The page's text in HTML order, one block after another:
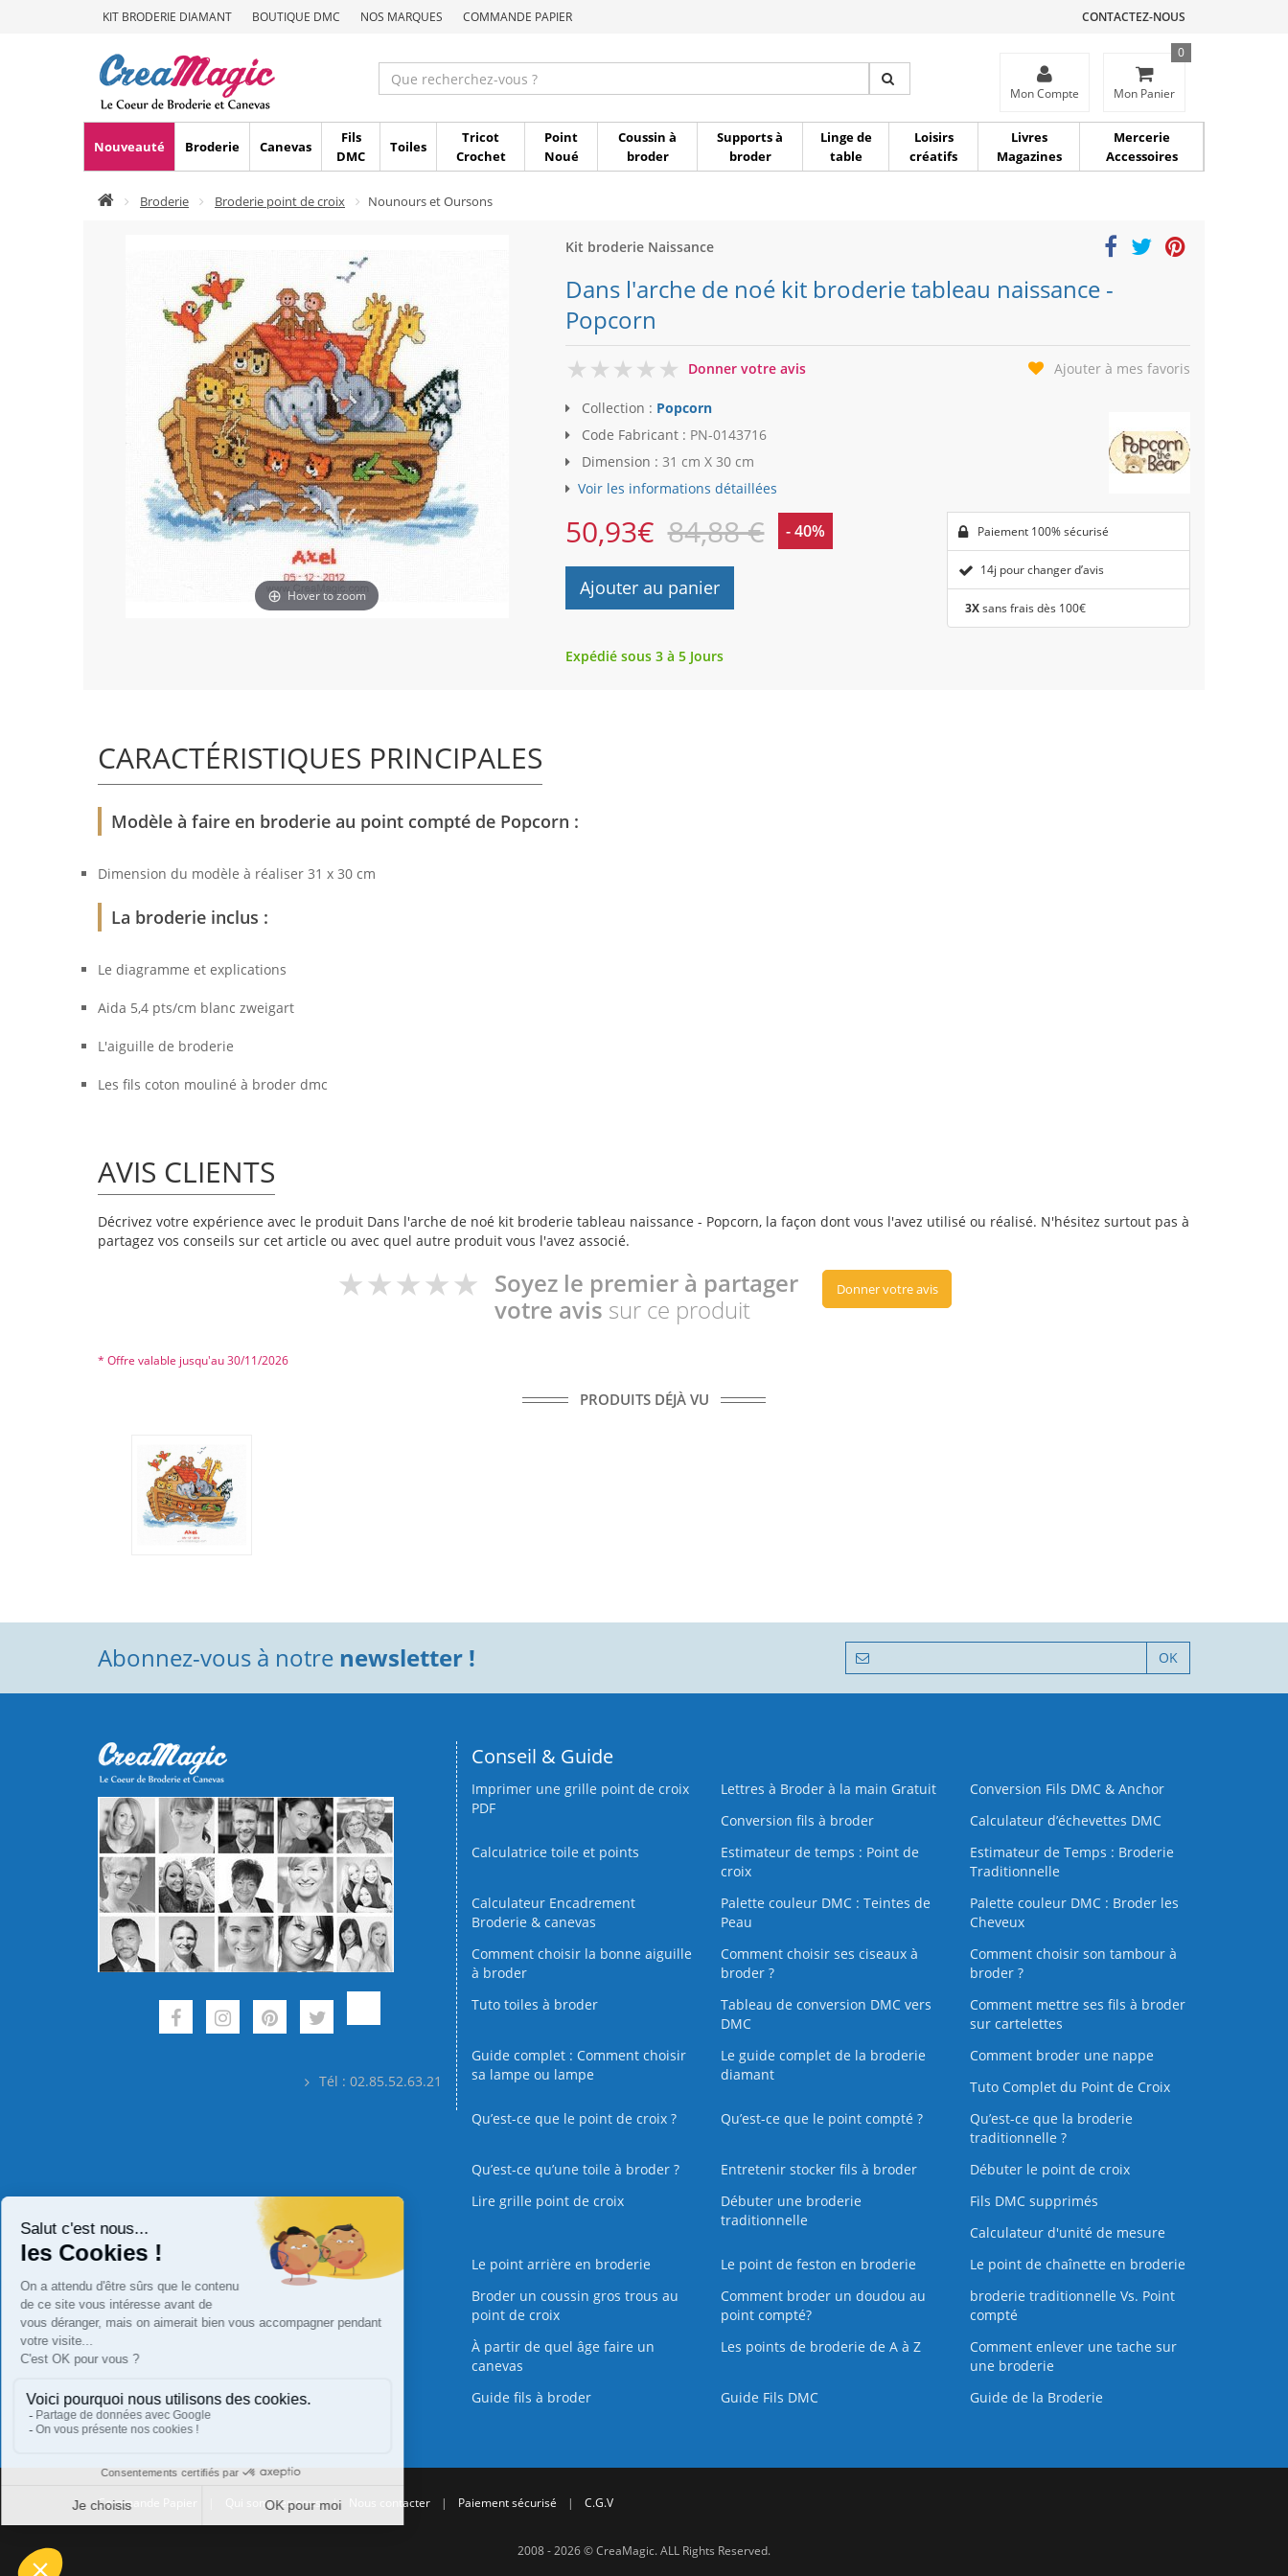
KIT BRODERIE DIAMANT BOUTIQUE DMC NOS MARQUES COMMANDE PAPIER CONTACTEZ-NOUS
Mon Compte Mon Panier
0
Nouveauté Broderie Canevas
Fils
DMC
Toiles
Tricot
Crochet
Point
Noué
Coussin à
broder
Supports à
broder
Linge de
table
Loisirs
créatifs
Livres
Magazines
Mercerie
Accessoires
Broderie Broderie point de croix Nounours et Oursons
Hover to zoom
Kit broderie Naissance
Dans l'arche de noé kit broderie tableau naissance -
Popcorn
0
Donner votre avis Ajouter à mes favoris
Collection : Popcorn
Code Fabricant : PN-0143716
Dimension : 31 cm X 30 cm
Voir les informations détaillées
50,93€ 84,88 € - 40%
Ajouter au panier
Paiement 100% sécurisé
14j pour changer d’avis
3Xsans frais dès 100€
Expédié sous 3 à 5 Jours
CARACTÉRISTIQUES PRINCIPALES
Modèle à faire en broderie au point compté de Popcorn :
Dimension du modèle à réaliser 31 x 30 cm
La broderie inclus :
Le diagramme et explications
Aida 5,4 pts/cm blanc zweigart
L'aiguille de broderie
Les fils coton mouliné à broder dmc
AVIS CLIENTS
Décrivez votre expérience avec le produit Dans l'arche de noé kit broderie tableau naissance - Popcorn, la façon dont vous l'avez utilisé ou réalisé. N'hésitez surtout pas à
partagez vos conseils sur cet article ou avec quel autre produit vous l'avez associé.
Soyez le premier à partager
votre avis sur ce produit
Donner votre avis
* Offre valable jusqu'au 30/11/2026
PRODUITS DÉJÀ VU
Abonnez-vous à notre newsletter ! OK
Tél : 02.85.52.63.21
Conseil & Guide
Imprimer une grille point de croix
PDF
Lettres à Broder à la main Gratuit
Conversion Fils DMC & Anchor
Conversion fils à broder
Calculateur d’échevettes DMC
Calculatrice toile et points
Estimateur de temps : Point de
croix
Estimateur de Temps : Broderie
Traditionnelle
Calculateur Encadrement
Broderie & canevas
Palette couleur DMC : Teintes de
Peau
Palette couleur DMC : Broder les
Cheveux
Comment choisir la bonne aiguille
à broder
Comment choisir ses ciseaux à
broder ?
Comment choisir son tambour à
broder ?
Tuto toiles à broder
Tableau de conversion DMC vers
DMC
Comment mettre ses fils à broder
sur cartelettes
Guide complet : Comment choisir
sa lampe ou lampe
Le guide complet de la broderie
diamant
Comment broder une nappe
Tuto Complet du Point de Croix
Qu’est-ce que le point de croix ?
Qu’est-ce que le point compté ?
Qu’est-ce que la broderie
traditionnelle ?
Qu’est‑ce qu’une toile à broder ?
Entretenir stocker fils à broder
Débuter le point de croix
Lire grille point de croix
Débuter une broderie
traditionnelle
Fils DMC supprimés
Calculateur d'unité de mesure
Le point arrière en broderie
Le point de feston en broderie
Le point de chaînette en broderie
Broder un coussin gros trous au
point de croix
Comment broder un doudou au
point compté?
broderie traditionnelle Vs. Point
compté
À partir de quel âge faire un
canevas
Les points de broderie de A à Z
Comment enlever une tache sur
une broderie
Guide fils à broder
Guide Fils DMC Guide de la Broderie
Commande Papier Qui sommes nous | Nous contacter | Paiement sécurisé | C.G.V
2008 - 2026 © CreaMagic. ALL Rights Reserved.